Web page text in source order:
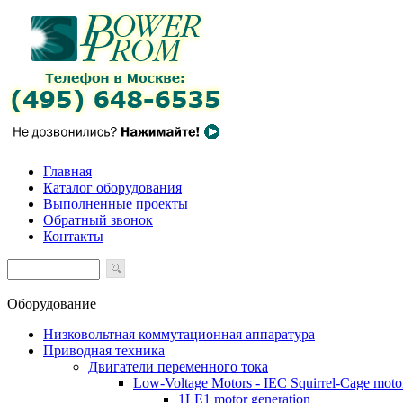
Главная
Каталог оборудования
Выполненные проекты
Обратный звонок
Контакты
Оборудование
Низковольтная коммутационная аппаратура
Приводная техника
Двигатели переменного тока
Low-Voltage Motors - IEC Squirrel-Cage
1LE1 motor generation